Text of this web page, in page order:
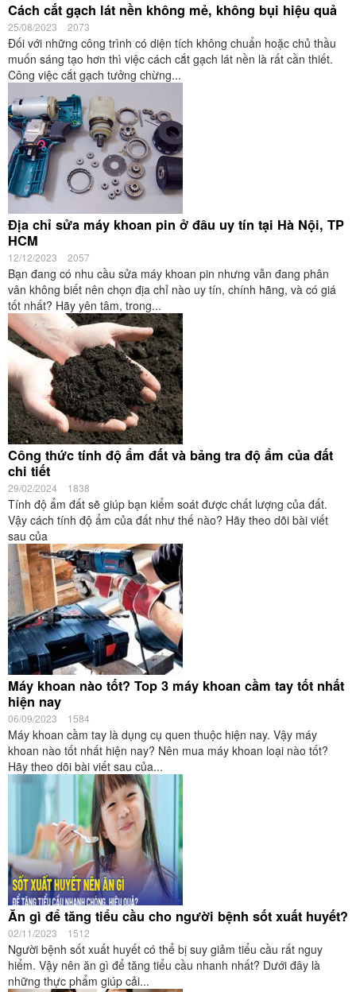
Cách cắt gạch lát nền không mẻ, không bụi hiệu quả
25/08/2023 2073
Đối với những công trình có diện tích không chuẩn hoặc chủ thầu
muốn sáng tạo hơn thì việc cách cắt gạch lát nền là rất cần thiết.
Công việc cắt gạch tưởng chừng...
Địa chỉ sửa máy khoan pin ở đâu uy tín tại Hà Nội, TP
HCM
12/12/2023 2057
Bạn đang có nhu cầu sửa máy khoan pin nhưng vẫn đang phân
vân không biết nên chọn địa chỉ nào uy tín, chính hãng, và có giá
tốt nhất? Hãy yên tâm, trong...
Công thức tính độ ẩm đất và bảng tra độ ẩm của đất
chi tiết
29/02/2024 1838
Tính độ ẩm đất sẽ giúp bạn kiểm soát được chất lượng của đất.
Vậy cách tính độ ẩm của đất như thế nào? Hãy theo dõi bài viết
sau của
Máy khoan nào tốt? Top 3 máy khoan cầm tay tốt nhất
hiện nay
06/09/2023 1584
Máy khoan cầm tay là dụng cụ quen thuộc hiện nay. Vậy máy
khoan nào tốt nhất hiện nay? Nên mua máy khoan loại nào tốt?
Hãy theo dõi bài viết sau của...
Ăn gì để tăng tiểu cầu cho người bệnh sốt xuất huyết?
02/11/2023 1512
Người bệnh sốt xuất huyết có thể bị suy giảm tiểu cầu rất nguy
hiểm. Vậy nên ăn gì để tăng tiểu cầu nhanh nhất? Dưới đây là
những thực phẩm giúp cải...